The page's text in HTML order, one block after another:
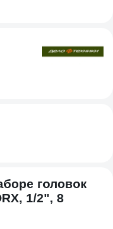
головок
1/2", 8